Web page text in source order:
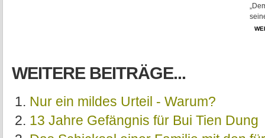
WEITERE BEITRÄGE...
Nur ein mildes Urteil - Warum?
13 Jahre Gefängnis für Bui Tien Dung